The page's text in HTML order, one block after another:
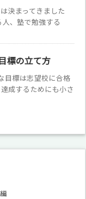
決まってきました
、塾で勉強する
標の立て方
目標は志望校に合格
成するためにも小さ